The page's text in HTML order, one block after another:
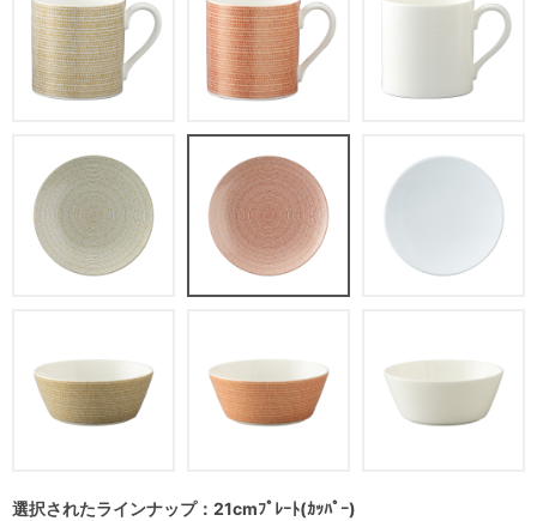
選択されたラインナップ：21cmﾌﾟﾚｰﾄ(ｶｯﾊﾟｰ)